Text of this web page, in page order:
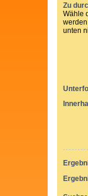
Zu
Wähle
unten